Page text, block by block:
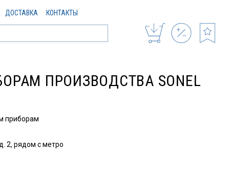
ДОСТАВКА КОНТАКТЫ
ПРОИЗВОДСТВА SONEL
приборам
2, рядом с метро